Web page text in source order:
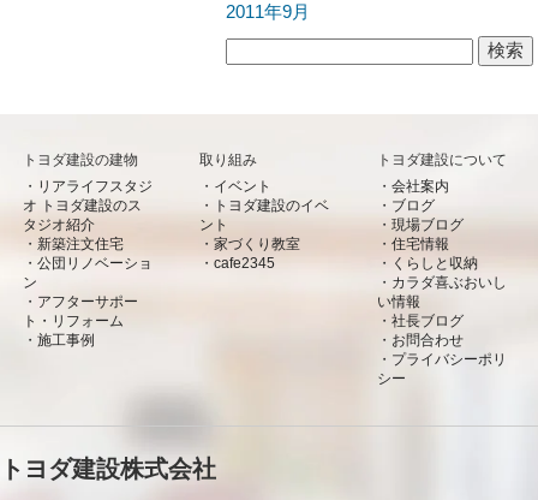
2011年9月
トヨダ建設の建物
リアライフスタジ
オ トヨダ建設のス
タジオ紹介
新築注文住宅
公団リノベーショ
ン
アフターサポー
ト・リフォーム
施工事例
取り組み
イベント
トヨダ建設のイベ
ント
家づくり教室
cafe2345
トヨダ建設について
会社案内
ブログ
現場ブログ
住宅情報
くらしと収納
カラダ喜ぶおいし
い情報
社長ブログ
お問合わせ
プライバシーポリ
シー
トヨダ建設株式会社